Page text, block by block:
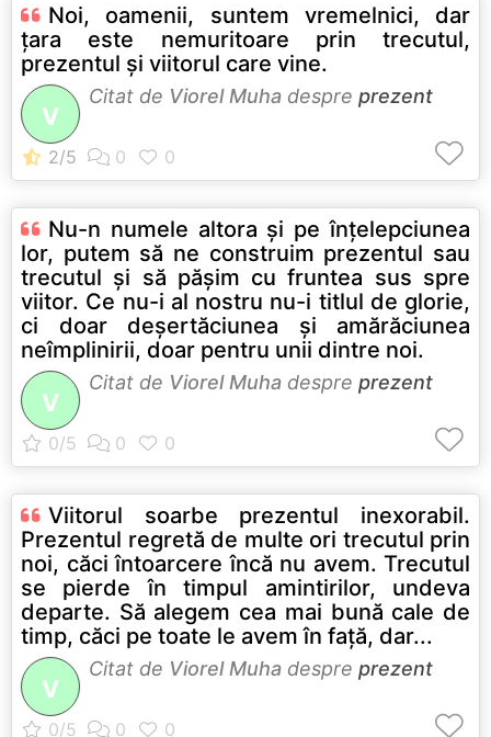
Noi, oamenii, suntem vremelnici, dar
ţara este nemuritoare prin trecutul,
prezentul şi viitorul care vine.
V
Citat de Viorel Muha despre prezent
Nu-n numele altora şi pe înţelepciunea
lor, putem să ne construim prezentul sau
trecutul şi să păşim cu fruntea sus spre
viitor. Ce nu-i al nostru nu-i titlul de glorie,
ci doar deşertăciunea şi amărăciunea
neîmplinirii, doar pentru unii dintre noi.
V
Citat de Viorel Muha despre prezent
Viitorul soarbe prezentul inexorabil.
Prezentul regretă de multe ori trecutul prin
noi, căci întoarcere încă nu avem. Trecutul
se pierde în timpul amintirilor, undeva
departe. Să alegem cea mai bună cale de
timp, căci pe toate le avem în faţă, dar...
V
Citat de Viorel Muha despre prezent